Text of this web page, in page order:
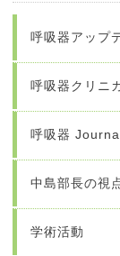
呼吸器アップ
呼吸器クリニ
呼吸器
中島部長の視
学術活動